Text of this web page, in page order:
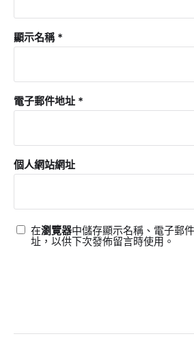
顯示名稱 *
電子郵件地址 *
個人網站網址
在瀏覽器中儲存顯示名稱、電子郵
址，以供下次發佈留言時使用。